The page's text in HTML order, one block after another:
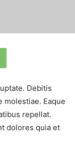
Debitis
molestiae. Eaque
repellat.
dolores quia et